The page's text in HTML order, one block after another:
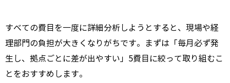
すべての費目を一度に詳細分析しようとすると、現場や経
理部門の負担が大きくなりがちです。まずは「毎月必ず発
生し、拠点ごとに差が出やすい」5費目に絞って取り組むこ
とをおすすめします。